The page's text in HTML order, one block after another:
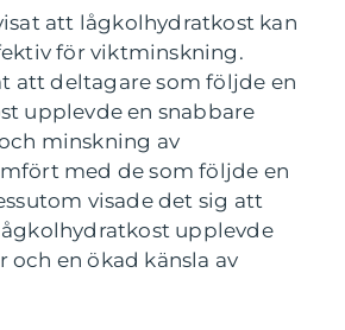
att lågkolhydratkost kan
för viktminskning.
att deltagare som följde en
upplevde en snabbare
minskning av
med de som följde en
visade det sig att
upplevde
och en ökad känsla av